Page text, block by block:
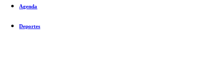
Agenda
Deportes